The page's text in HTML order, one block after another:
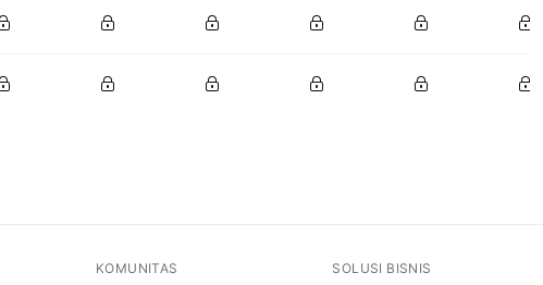
KOMUNITAS SOLUSI BISNIS